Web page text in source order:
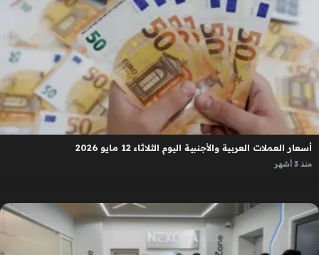
أسعار العملات العربية والأجنبية اليوم الثلاثاء 12 مايو 2026
منذ 3 أشهر